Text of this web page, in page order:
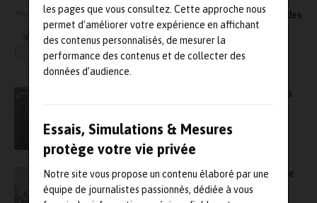
les pages que vous consultez. Cette approche nous
permet d’améliorer votre expérience en affichant
des contenus personnalisés, de mesurer la
performance des contenus et de collecter des
données d’audience.
Essais, Simulations & Mesures
protège votre vie privée
Notre site vous propose un contenu élaboré par une
équipe de journalistes passionnés, dédiée à vous
Focus sur Cadmes, intégrateur et revendeur des
solutions logicielles de Dassault Systèmes
Rappel : Astelab 2025 de retour début juillet à
Astelab 2025 revient début juillet à Cadarache
sur les essais et la simulation